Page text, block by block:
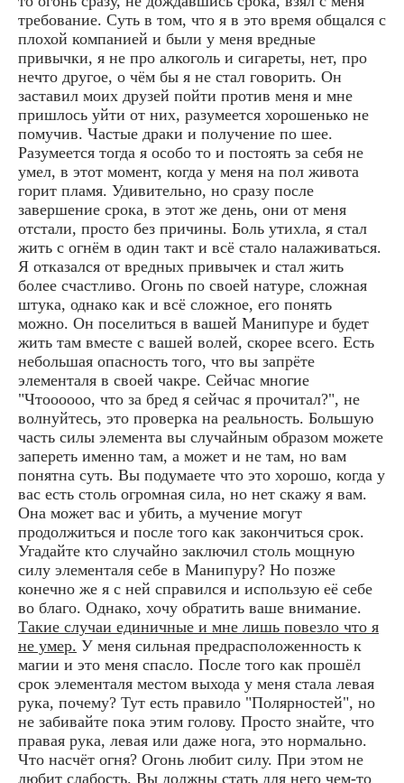
требование. Суть в том, что я в это время общался с
плохой компанией и были у меня вредные
привычки, я не про алкоголь и сигареты, нет, про
нечто другое, о чём бы я не стал говорить. Он
заставил моих друзей пойти против меня и мне
пришлось уйти от них, разумеется хорошенько не
помучив. Частые драки и получение по шее.
Разумеется тогда я особо то и постоять за себя не
умел, в этот момент, когда у меня на пол живота
горит пламя. Удивительно, но сразу после
завершение срока, в этот же день, они от меня
отстали, просто без причины. Боль утихла, я стал
жить с огнём в один такт и всё стало налаживаться.
Я отказался от вредных привычек и стал жить
более счастливо. Огонь по своей натуре, сложная
штука, однако как и всё сложное, его понять
можно. Он поселиться в вашей Манипуре и будет
жить там вместе с вашей волей, скорее всего. Есть
небольшая опасность того, что вы запрёте
элементаля в своей чакре. Сейчас многие
"Чтоооооо, что за бред я сейчас я прочитал?", не
волнуйтесь, это проверка на реальность. Большую
часть силы элемента вы случайным образом можете
запереть именно там, а может и не там, но вам
понятна суть. Вы подумаете что это хорошо, когда у
вас есть столь огромная сила, но нет скажу я вам.
Она может вас и убить, а мучение могут
продолжиться и после того как закончиться срок.
Угадайте кто случайно заключил столь мощную
силу элементаля себе в Манипуру? Но позже
конечно же я с ней справился и использую её себе
во благо. Однако, хочу обратить ваше внимание.
Такие случаи единичные и мне лишь повезло что я
не умер. У меня сильная предрасположенность к
магии и это меня спасло. После того как прошёл
срок элементаля местом выхода у меня стала левая
рука, почему? Тут есть правило "Полярностей", но
не забивайте пока этим голову. Просто знайте, что
правая рука, левая или даже нога, это нормально.
Что насчёт огня? Огонь любит силу. При этом не
любит слабость. Вы должны стать для него чем-то